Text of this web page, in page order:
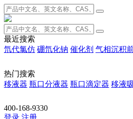
最近搜索
氘代氯仿 硼氘化钠 催化剂 气相沉积
热门搜索
移液器 瓶口分液器 瓶口滴定器 移液
400-168-9330
登录 注册